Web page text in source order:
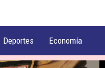
Deportes Economía